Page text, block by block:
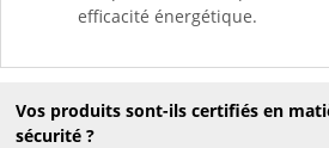
efficacité énergétique.
Vos produits sont-ils certifiés en
sécurité ?